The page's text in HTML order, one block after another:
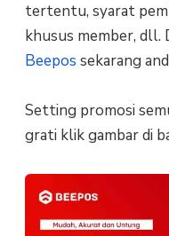
tertentu, syarat
khusus member, dll.
Beepos sekarang
Setting promosi
grati klik gambar di